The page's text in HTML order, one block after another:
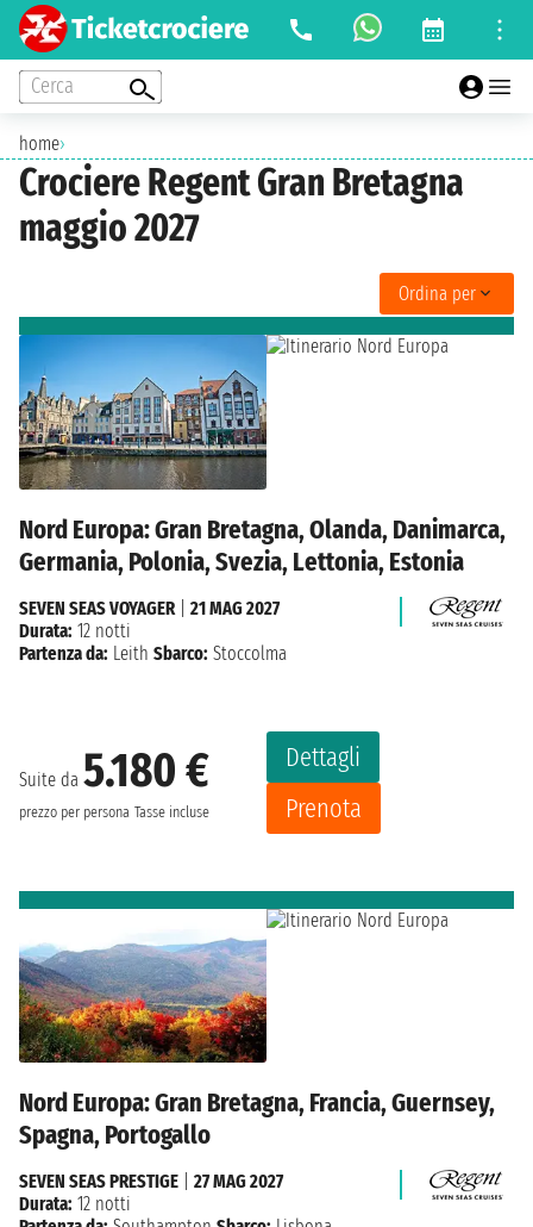
Cerca
home›
Crociere Regent Gran Bretagna
maggio 2027
Ordina per
Nord Europa: Gran Bretagna, Olanda, Danimarca,
Germania, Polonia, Svezia, Lettonia, Estonia
Suite da 5.180 €
prezzo per persona Tasse incluse
Dettagli
Prenota
SEVEN SEAS VOYAGER
21 MAG 2027
Durata: 12 notti
Partenza da: Leith Sbarco: Stoccolma
Nord Europa: Gran Bretagna, Francia, Guernsey,
Spagna, Portogallo
SEVEN SEAS PRESTIGE
27 MAG 2027
Durata: 12 notti